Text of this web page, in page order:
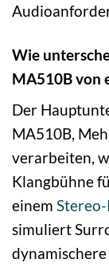
Wie
MA510B von
Der
MA510B,
verarbeiten,
Klangbühne
einem
simuliert